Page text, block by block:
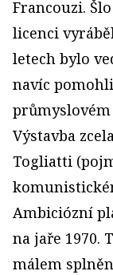
Francouzi.
licenci
letech bylo
navíc
průmyslovém
Výstavba
Togliatti
Ambiciózní
na jaře 1970.
málem